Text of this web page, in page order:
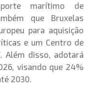
marítimo de
que Bruxelas
para aquisição
e um Centro de
Além disso, adotará
visando que 24%
2030.